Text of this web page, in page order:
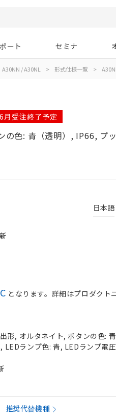
ート セミナ
A30NN / A30NL > 形式仕様一覧 >
月受注終了予定
色: 青（透明）, IP66,
日本語
となります。詳細はプロダクト
形, オルタネイト, ボタンの色:
ランプ色: 青, LEDランプ電
推奨代替機種